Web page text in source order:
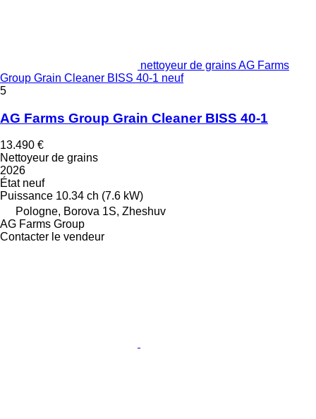
nettoyeur de grains AG Farms
Group Grain Cleaner BISS 40-1 neuf
5
AG Farms Group Grain Cleaner BISS 40-1
13.490 €
Nettoyeur de grains
2026
Étatneuf
Puissance 10.34 ch (7.6 kW)
Pologne, Borova 1S, Zheshuv
AG Farms Group
Contacter le vendeur